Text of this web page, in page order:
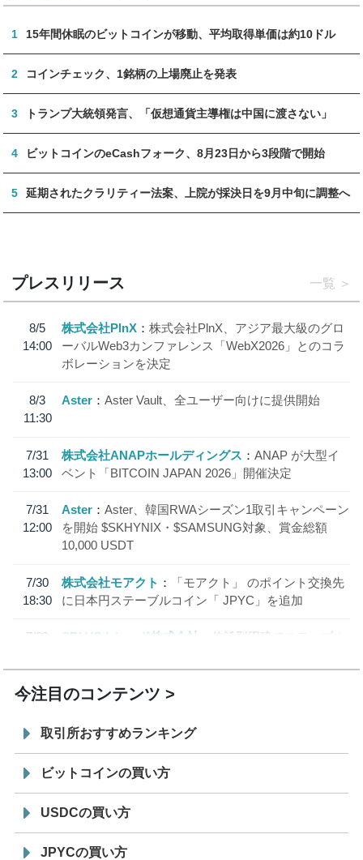
1 15年間休眠のビットコインが移動、平均取得単価は約10ドル
2 コインチェック、1銘柄の上場廃止を発表
3 トランプ大統領発言、「仮想通貨主導権は中国に渡さない」
4 ビットコインのeCashフォーク、8月23日から3段階で開始
5 延期されたクラリティー法案、上院が採決日を9月中旬に調整へ
プレスリリース 一覧
8/5
14:00
株式会社PlnX
株式会社PlnX、アジア最大級のグロ
ーバルWeb3カンファレンス「WebX2026」とのコラ
ボレーションを決定
8/3
11:30
Aster Aster Vault、全ユーザー向けに提供開始
7/31
13:00
株式会社ANAPホールディングス
ANAP が大型イ
ベント「BITCOIN JAPAN 2026」開催決定
7/31
12:00
Aster
Aster、韓国RWAシーズン1取引キャンペーン
を開始 $SKHYNIX・$SAMSUNG対象、賞金総額
10,000 USDT
7/30
18:30
株式会社モアクト
「モアクト」 のポイント交換先
に日本円ステーブルコイン「 JPYC」を追加
7/29
SBI VCトレード株式会社
信託型円建てステーブル
今注目のコンテンツ
取引所おすすめランキング
ビットコインの買い方
USDCの買い方
JPYCの買い方